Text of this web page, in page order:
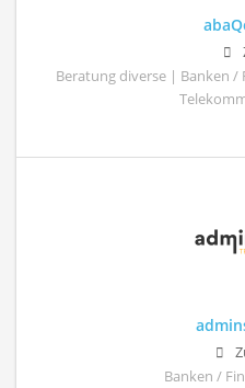
Beratung diverse | Banken
Banken /